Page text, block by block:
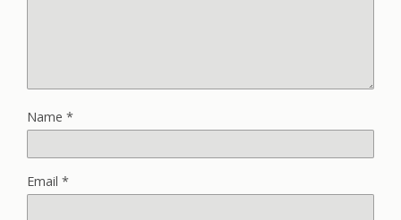
Name *
Email *